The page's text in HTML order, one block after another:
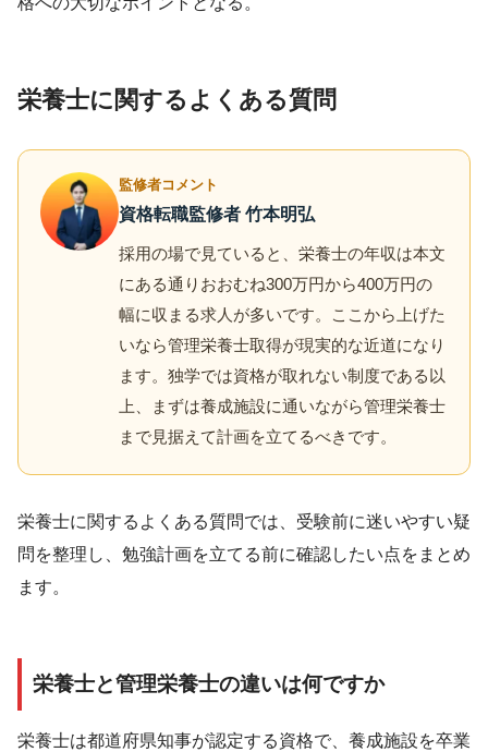
栄養士に関するよくある質問
監修者コメント
資格転職監修者 竹本明弘
採用の場で見ていると、栄養士の年収は本文
にある通りおおむね300万円から400万円の
幅に収まる求人が多いです。ここから上げた
いなら管理栄養士取得が現実的な近道になり
ます。独学では資格が取れない制度である以
上、まずは養成施設に通いながら管理栄養士
まで見据えて計画を立てるべきです。
栄養士に関するよくある質問では、受験前に迷いやすい疑
問を整理し、勉強計画を立てる前に確認したい点をまとめ
ます。
栄養士と管理栄養士の違いは何ですか
栄養士は都道府県知事が認定する資格で、養成施設を卒業